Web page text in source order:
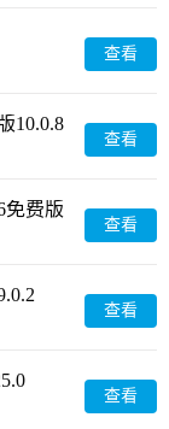
查看
10.0.8
查看
免费版
查看
查看
查看